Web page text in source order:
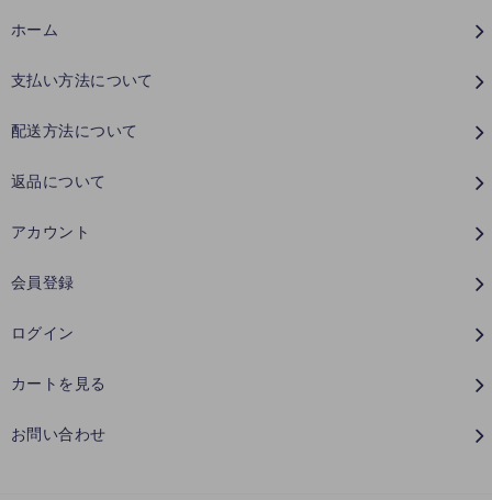
ホーム
支払い方法について
配送方法について
返品について
アカウント
会員登録
ログイン
カートを見る
お問い合わせ